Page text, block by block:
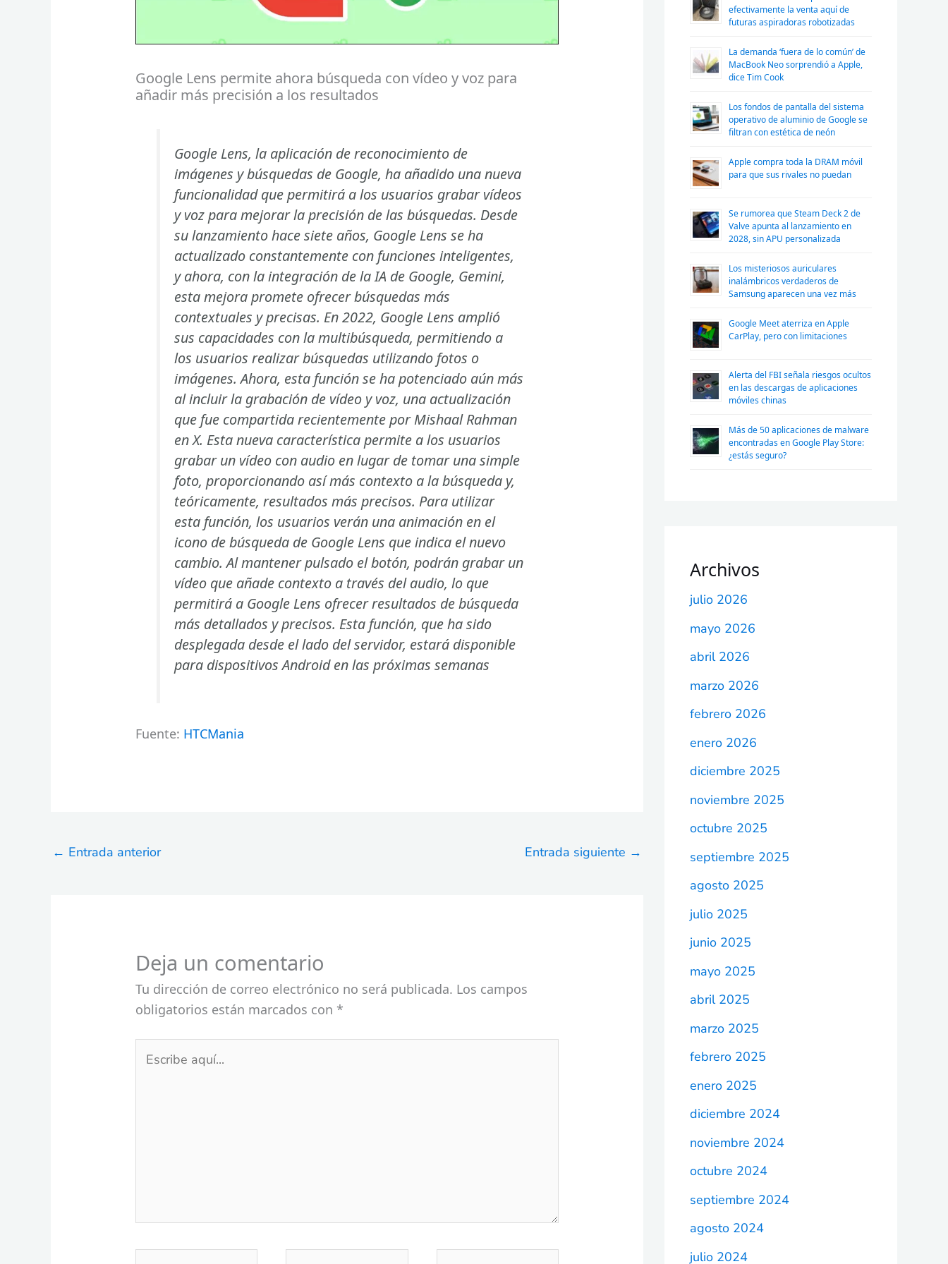
Google Lens permite ahora búsqueda con vídeo y voz para
añadir más precisión a los resultados
Google Lens, la aplicación de reconocimiento de
imágenes y búsquedas de Google, ha añadido una nueva
funcionalidad que permitirá a los usuarios grabar vídeos
y voz para mejorar la precisión de las búsquedas. Desde
su lanzamiento hace siete años, Google Lens se ha
actualizado constantemente con funciones inteligentes,
y ahora, con la integración de la IA de Google, Gemini,
esta mejora promete ofrecer búsquedas más
contextuales y precisas. En 2022, Google Lens amplió
sus capacidades con la multibúsqueda, permitiendo a
los usuarios realizar búsquedas utilizando fotos o
imágenes. Ahora, esta función se ha potenciado aún más
al incluir la grabación de vídeo y voz, una actualización
que fue compartida recientemente por Mishaal Rahman
en X. Esta nueva característica permite a los usuarios
grabar un vídeo con audio en lugar de tomar una simple
foto, proporcionando así más contexto a la búsqueda y,
teóricamente, resultados más precisos. Para utilizar
esta función, los usuarios verán una animación en el
icono de búsqueda de Google Lens que indica el nuevo
cambio. Al mantener pulsado el botón, podrán grabar un
vídeo que añade contexto a través del audio, lo que
permitirá a Google Lens ofrecer resultados de búsqueda
más detallados y precisos. Esta función, que ha sido
desplegada desde el lado del servidor, estará disponible
para dispositivos Android en las próximas semanas
Fuente: HTCMania
← Entrada anterior Entrada siguiente →
Deja un comentario
Tu dirección de correo electrónico no será publicada. Los campos
obligatorios están marcados con *
aquí...
efectivamente la venta aquí de
futuras aspiradoras robotizadas
La demanda ‘fuera de lo común’ de
MacBook Neo sorprendió a Apple,
dice Tim Cook
Los fondos de pantalla del sistema
operativo de aluminio de Google se
filtran con estética de neón
Apple compra toda la DRAM móvil
para que sus rivales no puedan
Se rumorea que Steam Deck 2 de
Valve apunta al lanzamiento en
2028, sin APU personalizada
Los misteriosos auriculares
inalámbricos verdaderos de
Samsung aparecen una vez más
Google Meet aterriza en Apple
CarPlay, pero con limitaciones
Alerta del FBI señala riesgos ocultos
en las descargas de aplicaciones
móviles chinas
Más de 50 aplicaciones de malware
encontradas en Google Play Store:
¿estás seguro?
Archivos
julio 2026
mayo 2026
abril 2026
marzo 2026
febrero 2026
enero 2026
diciembre 2025
noviembre 2025
octubre 2025
septiembre 2025
agosto 2025
julio 2025
junio 2025
mayo 2025
abril 2025
marzo 2025
febrero 2025
enero 2025
diciembre 2024
noviembre 2024
octubre 2024
septiembre 2024
agosto 2024
julio 2024